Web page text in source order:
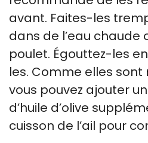
avant. Faites-les
dans de l’eau chaude
poulet. Égouttez-les
les. Comme elles sont
vous pouvez ajouter
d’huile d’olive
cuisson de l’ail pour